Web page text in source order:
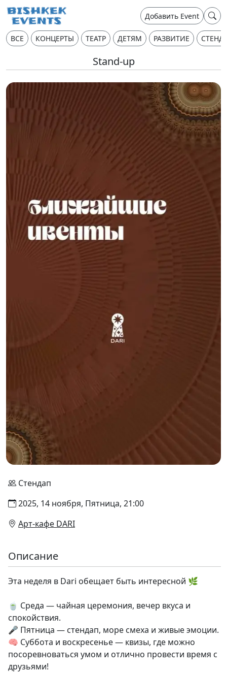
Добавить Event
ВСЕ КОНЦЕРТЫ ТЕАТР ДЕТЯМ РАЗВИТИЕ
Stand-up
Стендап
2025, 14 ноября, Пятница, 21:00
Арт-кафе DARI
Описание
Эта неделя в Dari обещает быть интересной 🌿
🍵 Среда — чайная церемония, вечер вкуса и
спокойствия.
🎤 Пятница — стендап, море смеха и живые эмоции.
🧠 Суббота и воскресенье — квизы, где можно
посоревноваться умом и отлично провести время с
друзьями!